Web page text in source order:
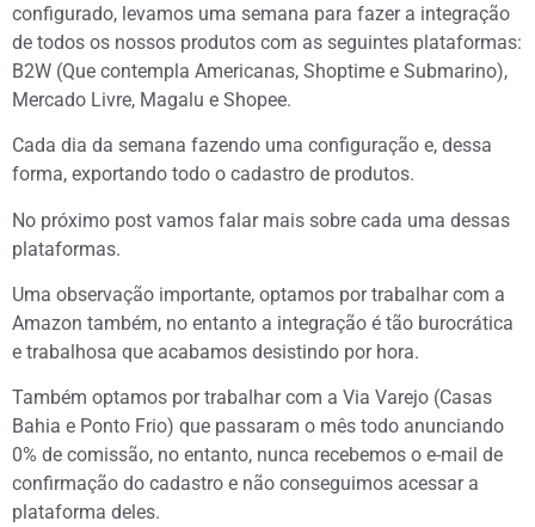
configurado, levamos uma semana para fazer a integração
de todos os nossos produtos com as seguintes plataformas:
B2W (Que contempla Americanas, Shoptime e Submarino),
Mercado Livre, Magalu e Shopee.
Cada dia da semana fazendo uma configuração e, dessa
forma, exportando todo o cadastro de produtos.
No próximo post vamos falar mais sobre cada uma dessas
plataformas.
Uma observação importante, optamos por trabalhar com a
Amazon também, no entanto a integração é tão burocrática
e trabalhosa que acabamos desistindo por hora.
Também optamos por trabalhar com a Via Varejo (Casas
Bahia e Ponto Frio) que passaram o mês todo anunciando
0% de comissão, no entanto, nunca recebemos o e-mail de
confirmação do cadastro e não conseguimos acessar a
plataforma deles.